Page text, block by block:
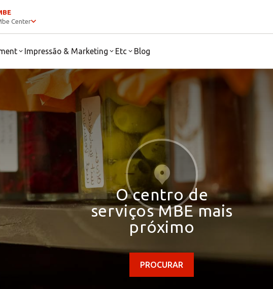
Center
Impressão & Marketing Etc Blog
O centro de
serviços MBE mais
próximo
PROCURAR